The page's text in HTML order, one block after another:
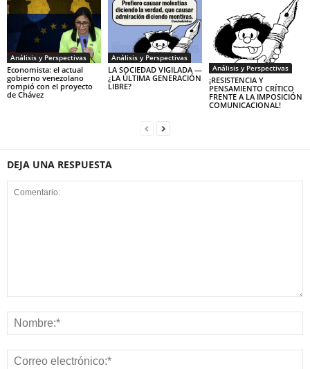
Análisis y Perspectivas
Economista: el actual
gobierno venezolano
rompió con el proyecto
de Chávez
Análisis y Perspectivas
LA SOCIEDAD VIGILADA —
¿LA ÚLTIMA GENERACIÓN
LIBRE?
Análisis y Perspectivas
¡RESISTENCIA Y
PENSAMIENTO CRÍTICO
FRENTE A LA IMPOSICIÓN
COMUNICACIONAL!
DEJA UNA RESPUESTA